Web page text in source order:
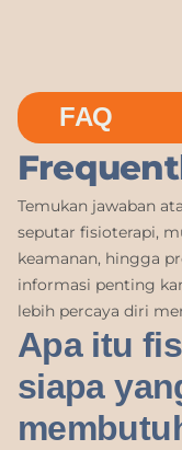
FAQ
Temukan jawaban
seputar fisioterapi,
keamanan, hingga
informasi penting
lebih percaya diri
Apa itu
siapa